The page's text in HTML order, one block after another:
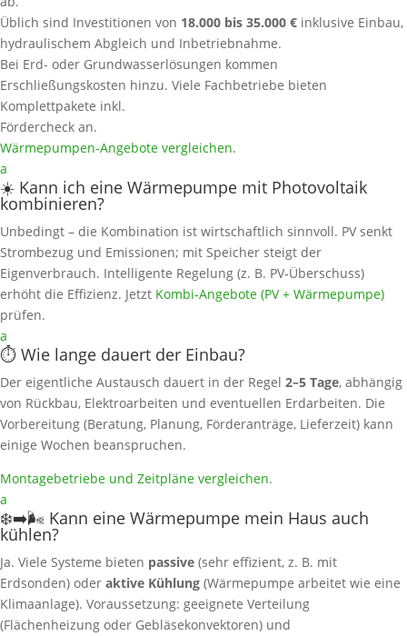
Üblich sind Investitionen von 18.000 bis 35.000 € inklusive Einbau,
hydraulischem Abgleich und Inbetriebnahme.
Bei Erd- oder Grundwasserlösungen kommen
Erschließungskosten hinzu. Viele Fachbetriebe bieten
Komplettpakete inkl.
Fördercheck an.
Wärmepumpen‑Angebote vergleichen.
a
☀️ Kann ich eine Wärmepumpe mit Photovoltaik
kombinieren?
Unbedingt – die Kombination ist wirtschaftlich sinnvoll. PV senkt
Strombezug und Emissionen; mit Speicher steigt der
Eigenverbrauch. Intelligente Regelung (z. B. PV‑Überschuss)
erhöht die Effizienz. Jetzt Kombi‑Angebote (PV + Wärmepumpe)
prüfen.
a
⏱️ Wie lange dauert der Einbau?
Der eigentliche Austausch dauert in der Regel 2–5 Tage, abhängig
von Rückbau, Elektroarbeiten und eventuellen Erdarbeiten. Die
Vorbereitung (Beratung, Planung, Förderanträge, Lieferzeit) kann
einige Wochen beanspruchen.
Montagebetriebe und Zeitpläne vergleichen.
a
❄️➡️🌬️ Kann eine Wärmepumpe mein Haus auch
kühlen?
Ja. Viele Systeme bieten passive (sehr effizient, z. B. mit
Erdsonden) oder aktive Kühlung (Wärmepumpe arbeitet wie eine
Klimaanlage). Voraussetzung: geeignete Verteilung
(Flächenheizung oder Gebläsekonvektoren) und